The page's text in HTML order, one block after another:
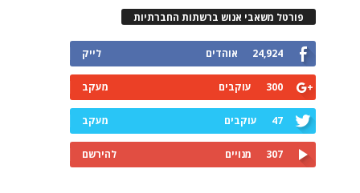
פורטל משאבי אנוש ברשתות החברתיות
24,924 אוהדים לייק
300 עוקבים מעקב
47 עוקבים מעקב
307 מנויים להירשם